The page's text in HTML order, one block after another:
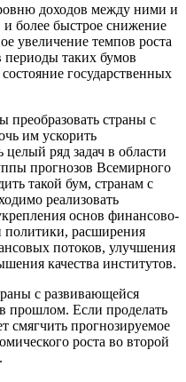
доходов между ними и
и более быстрое снижение
увеличение темпов роста
периоды таких бумов
государственных
страны с
им ускорить
ряд задач в области
прогнозов Всемирного
такой бум, странам с
реализовать
основ финансово-
расширения
потоков, улучшения
качества институтов.
с развивающейся
прошлом. Если проделать
смягчить прогнозируемое
роста во второй